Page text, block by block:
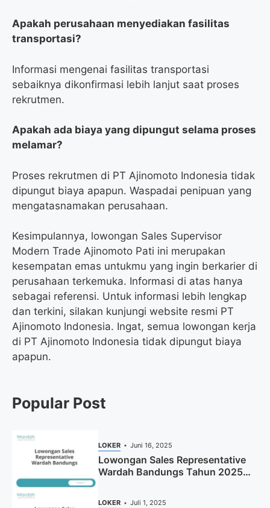
Apakah perusahaan menyediakan fasilitas
transportasi?
Informasi mengenai fasilitas transportasi
sebaiknya dikonfirmasi lebih lanjut saat proses
rekrutmen.
Apakah ada biaya yang dipungut selama proses
melamar?
Proses rekrutmen di PT Ajinomoto Indonesia tidak
dipungut biaya apapun. Waspadai penipuan yang
mengatasnamakan perusahaan.
Kesimpulannya, lowongan Sales Supervisor
Modern Trade Ajinomoto Pati ini merupakan
kesempatan emas untukmu yang ingin berkarier di
perusahaan terkemuka. Informasi di atas hanya
sebagai referensi. Untuk informasi lebih lengkap
dan terkini, silakan kunjungi website resmi PT
Ajinomoto Indonesia. Ingat, semua lowongan kerja
di PT Ajinomoto Indonesia tidak dipungut biaya
apapun.
Popular Post
LOKER Juni 16, 2025
Lowongan Sales Representative
Wardah Bandungs Tahun 2025
LOKER Juli 1, 2025